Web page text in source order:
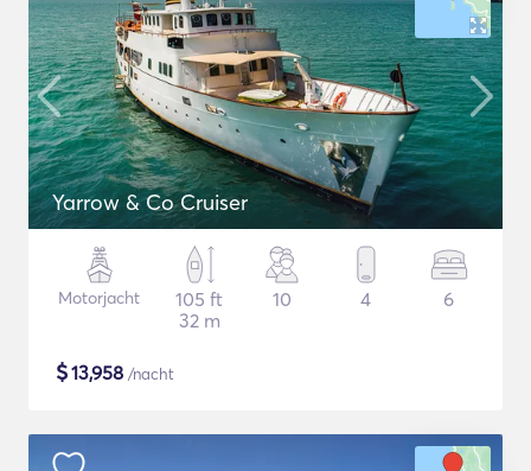
Yarrow & Co Cruiser
Motorjacht
105 ft
32 m
10 4 6
$13,958 /nacht